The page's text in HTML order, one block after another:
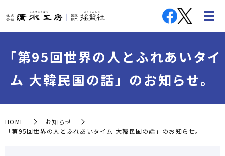
「第95回世界の人とふれあいタイ
ム 大韓民国の話」のお知らせ。
HOME
お知らせ
「第95回世界の人とふれあいタイム 大韓民国の話」のお知らせ。